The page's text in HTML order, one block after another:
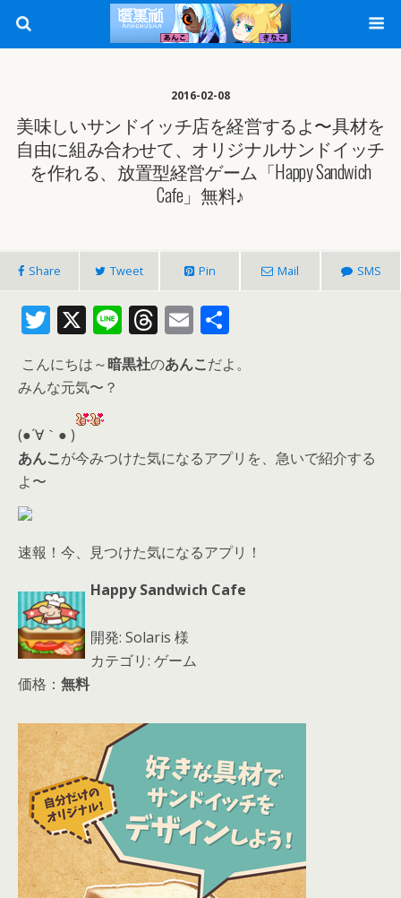
2016-02-08
美味しいサンドイッチ店を経営するよ〜具材を
自由に組み合わせて、オリジナルサンドイッチ
を作れる、放置型経営ゲーム「Happy Sandwich
Cafe」無料♪
Share Tweet Pin Mail SMS
T
itt
er
X Li
n
e
T
h
re
s
E
m
ai
有
こんにちは～暗黒社のあんこだよ。
みんな元気〜？
(●´∀｀● )
あんこが今みつけた気になるアプリを、急いで紹介する
よ〜
速報！今、見つけた気になるアプリ！
Happy Sandwich Cafe
開発: Solaris 様
カテゴリ: ゲーム
価格： 無料